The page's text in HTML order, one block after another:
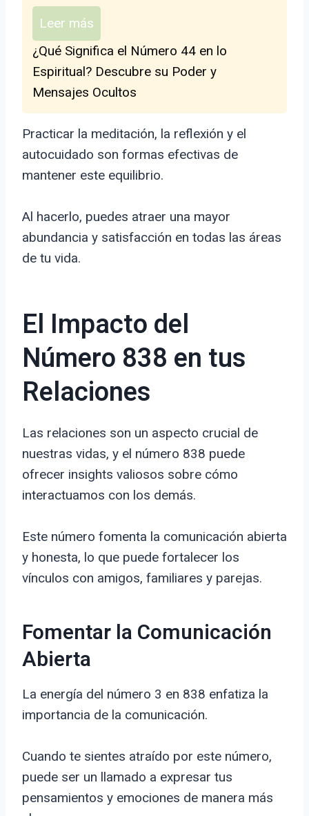
Leer más
¿Qué Significa el Número 44 en lo
Espiritual? Descubre su Poder y
Mensajes Ocultos
Practicar la meditación, la reflexión y el
autocuidado son formas efectivas de
mantener este equilibrio.
Al hacerlo, puedes atraer una mayor
abundancia y satisfacción en todas las áreas
de tu vida.
El Impacto del
Número 838 en tus
Relaciones
Las relaciones son un aspecto crucial de
nuestras vidas, y el número 838 puede
ofrecer insights valiosos sobre cómo
interactuamos con los demás.
Este número fomenta la comunicación abierta
y honesta, lo que puede fortalecer los
vínculos con amigos, familiares y parejas.
Fomentar la Comunicación
Abierta
La energía del número 3 en 838 enfatiza la
importancia de la comunicación.
Cuando te sientes atraído por este número,
puede ser un llamado a expresar tus
pensamientos y emociones de manera más